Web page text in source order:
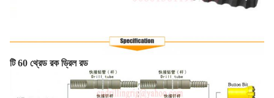
টি 60 থ্রেড রক ড্রিল রড